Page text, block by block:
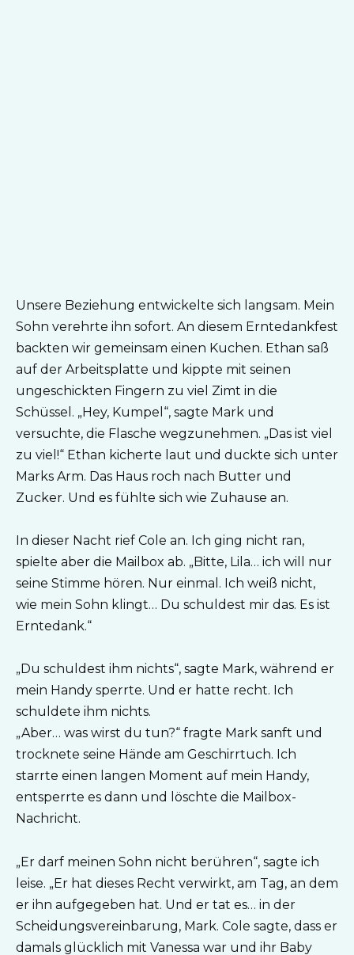
Unsere Beziehung entwickelte sich langsam. Mein
Sohn verehrte ihn sofort. An diesem Erntedankfest
backten wir gemeinsam einen Kuchen. Ethan saß
auf der Arbeitsplatte und kippte mit seinen
ungeschickten Fingern zu viel Zimt in die
Schüssel. „Hey, Kumpel“, sagte Mark und
versuchte, die Flasche wegzunehmen. „Das ist viel
zu viel!“ Ethan kicherte laut und duckte sich unter
Marks Arm. Das Haus roch nach Butter und
Zucker. Und es fühlte sich wie Zuhause an.
In dieser Nacht rief Cole an. Ich ging nicht ran,
spielte aber die Mailbox ab. „Bitte, Lila… ich will nur
seine Stimme hören. Nur einmal. Ich weiß nicht,
wie mein Sohn klingt… Du schuldest mir das. Es ist
Erntedank.“
„Du schuldest ihm nichts“, sagte Mark, während er
mein Handy sperrte. Und er hatte recht. Ich
schuldete ihm nichts.
„Aber… was wirst du tun?“ fragte Mark sanft und
trocknete seine Hände am Geschirrtuch. Ich
starrte einen langen Moment auf mein Handy,
entsperrte es dann und löschte die Mailbox-
Nachricht.
„Er darf meinen Sohn nicht berühren“, sagte ich
leise. „Er hat dieses Recht verwirkt, am Tag, an dem
er ihn aufgegeben hat. Und er tat es… in der
Scheidungsvereinbarung, Mark. Cole sagte, dass er
damals glücklich mit Vanessa war und ihr Baby